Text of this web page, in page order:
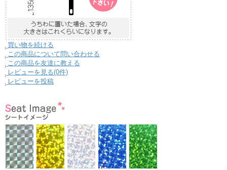
買い物を続ける
この商品について問い合わせる
この商品を友達に教える
レビューを見る(0件)
レビューを投稿